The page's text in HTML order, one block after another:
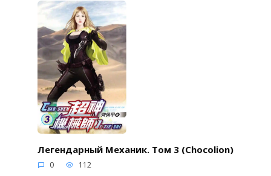
Легендарный Механик. Том 3 (Chocolion)
0 112